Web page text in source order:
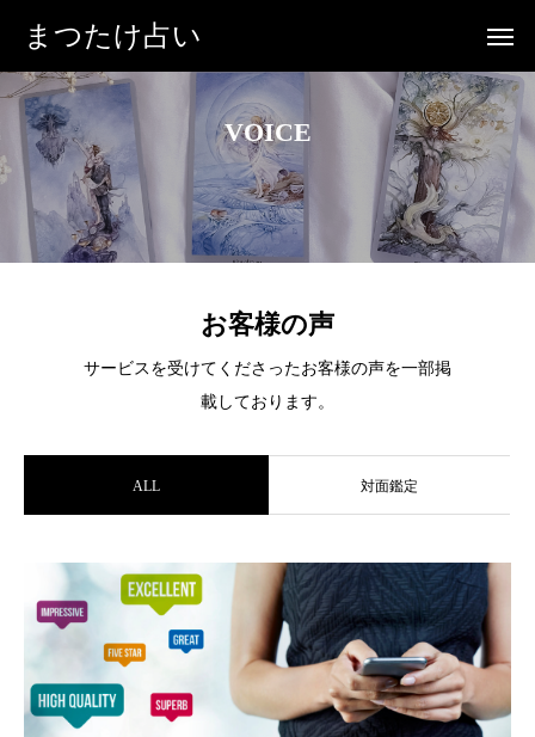
まつたけ占い
VOICE
お客様の声
サービスを受けてくださったお客様の声を一部掲
載しております。
ALL 対面鑑定